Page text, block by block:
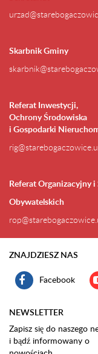
Skarbnik Gminy
Referat Inwestycji,
Ochrony Środowiska
i Gospodarki
Referat Organizacyjny i
Obywatelskich
ZNAJDZIESZ NAS
Facebook
NEWSLETTER
Zapisz się do naszego
i bądź informowany o